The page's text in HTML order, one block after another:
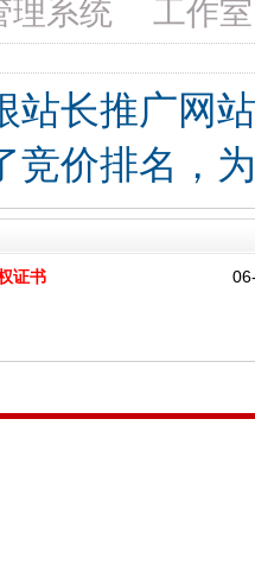
理系统 工作室
长推广网
价排名，
证书